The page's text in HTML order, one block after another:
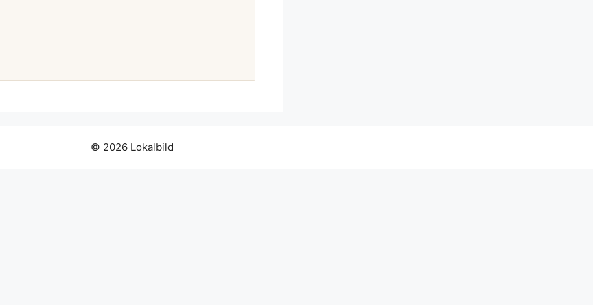
© 2026 Lokalbild